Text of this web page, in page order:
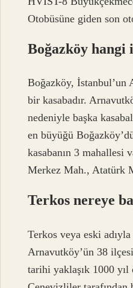
Otobüsüne giden son
Boğazköy hangi
Boğazköy, İstanbul’un
bir kasabadır.
nedeniyle başka
en büyüğü
kasabanın 3 mahallesi
Merkez Mah., Atatürk
Terkos nereye
Terkos veya eski
Arnavutköy’ün 38
tarihi yaklaşık 1000 yıl